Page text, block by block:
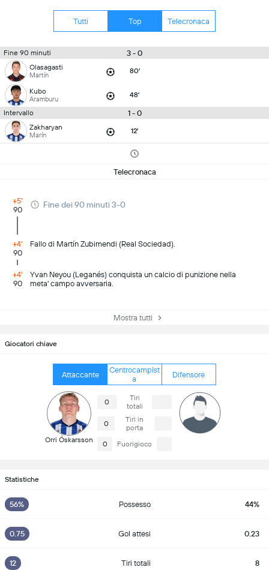
Tutti Top Telecronaca
Fine 90 minuti 3 - 0
Olasagasti
Martín 80'
Kubo
Aramburu 48'
Intervallo 1 - 0
Zakharyan
Marín 12'
Telecronaca
+5'
90
Fine dei 90 minuti 3-0
+4'
90
Fallo di Martín Zubimendi (Real Sociedad).
+4'
90
Yvan Neyou (Leganés) conquista un calcio di punizione nella
meta' campo avversaria.
Mostra tutti
Giocatori chiave
Attaccante
Centrocampist
a
Difensore
Orri Óskarsson
0
Tiri
totali
0
Tiri in
porta
0
Fuorigioco
Statistiche
56% Possesso 44%
0.75 Gol attesi 0.23
12 Tiri totali 8